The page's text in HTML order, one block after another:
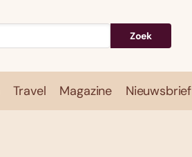
Zoek
Travel Magazine Nieuwsbrief